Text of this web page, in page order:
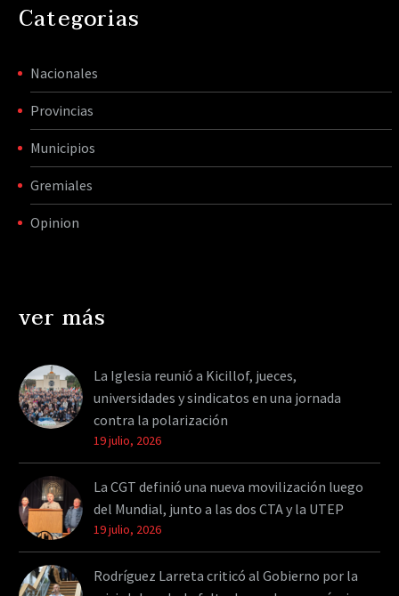
Categorias
Nacionales
Provincias
Municipios
Gremiales
Opinion
ver más
La Iglesia reunió a Kicillof, jueces,
universidades y sindicatos en una jornada
contra la polarización
19 julio, 2026
La CGT definió una nueva movilización luego
del Mundial, junto a las dos CTA y la UTEP
19 julio, 2026
Rodríguez Larreta criticó al Gobierno por la